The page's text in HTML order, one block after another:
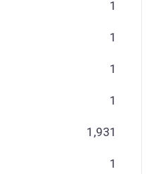
1
1
1
1
1,931
1